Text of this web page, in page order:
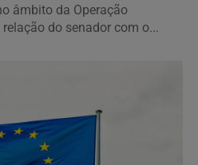
âmbito da Operação
do senador com o...